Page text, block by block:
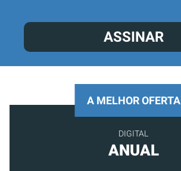
ASSINAR
A MELHOR OFERTA
DIGITAL
ANUAL